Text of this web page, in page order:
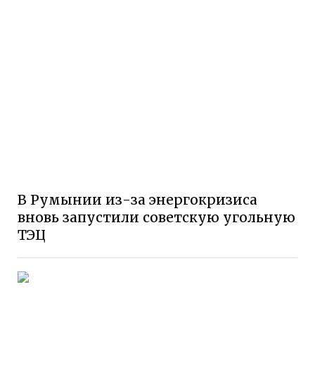
В Румынии из-за энергокризиса
вновь запустили советскую угольную
ТЭЦ